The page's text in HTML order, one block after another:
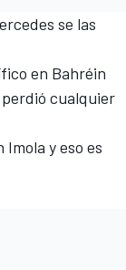
se las
en Bahréin
cualquier
y eso es